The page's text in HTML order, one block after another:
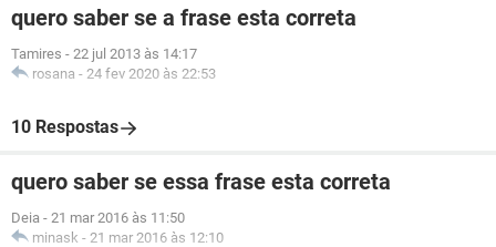
quero saber se a frase esta correta
Tamires - 22 jul 2013 às 14:17
rosana - 24 fev 2020 às 22:53
10 Respostas
quero saber se essa frase esta correta
Deia - 21 mar 2016 às 11:50
minask - 21 mar 2016 às 12:10